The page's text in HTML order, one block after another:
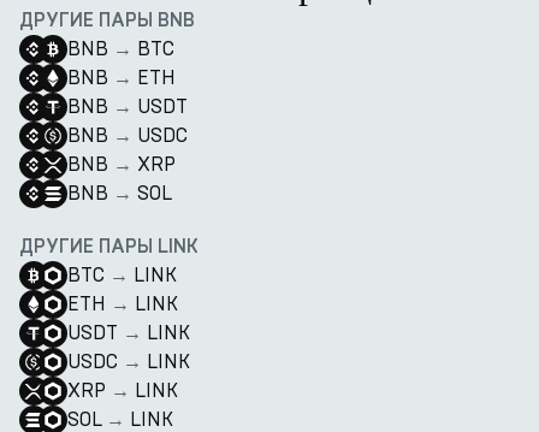
ДРУГИЕ ПАРЫ BNB
BNB → BTC
BNB → ETH
BNB → USDT
BNB → USDC
BNB → XRP
BNB → SOL
ДРУГИЕ ПАРЫ LINK
BTC → LINK
ETH → LINK
USDT → LINK
USDC → LINK
XRP → LINK
SOL → LINK